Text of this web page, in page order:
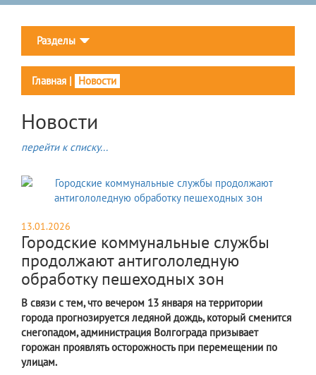
Разделы
Главная | Новости
Новости
перейти к списку...
13.01.2026
Городские коммунальные службы
продолжают антигололедную
обработку пешеходных зон
В связи с тем, что вечером 13 января на территории
города прогнозируется ледяной дождь, который сменится
снегопадом, администрация Волгограда призывает
горожан проявлять осторожность при перемещении по
улицам.